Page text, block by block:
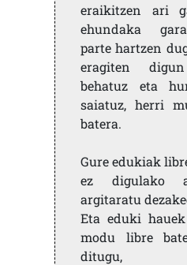
eraikitzen ari
ehundaka
parte hartzen
eragiten
behatuz eta
saiatuz, herri
batera.
Gure edukiak
ez digulako
argitaratu
Eta eduki
modu libre
ditugu,